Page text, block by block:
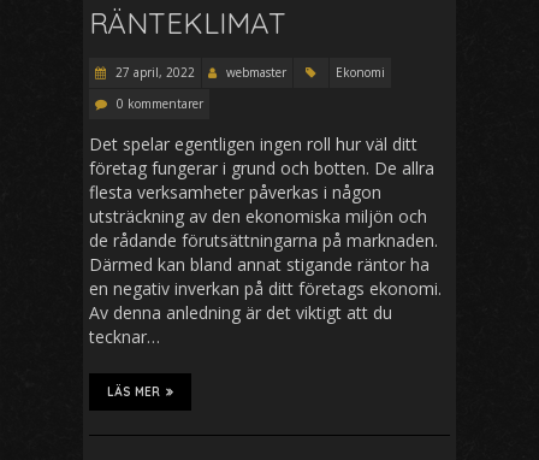
RÄNTEKLIMAT
27 april, 2022 webmaster
Ekonomi
0 kommentarer
Det spelar egentligen ingen roll hur väl ditt
företag fungerar i grund och botten. De allra
flesta verksamheter påverkas i någon
utsträckning av den ekonomiska miljön och
de rådande förutsättningarna på marknaden.
Därmed kan bland annat stigande räntor ha
en negativ inverkan på ditt företags ekonomi.
Av denna anledning är det viktigt att du
tecknar…
LÄS MER